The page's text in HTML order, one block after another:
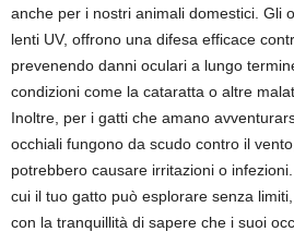
anche per i nostri animali domestici. Gli
lenti UV, offrono una difesa efficace
prevenendo danni oculari a lungo
condizioni come la cataratta o altre
Inoltre, per i gatti che amano
occhiali fungono da scudo contro il
potrebbero causare irritazioni o
cui il tuo gatto può esplorare senza
con la tranquillità di sapere che i suoi